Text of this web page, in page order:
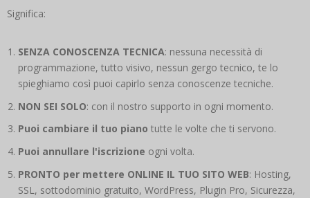
Significa:
SENZA CONOSCENZA TECNICA: nessuna necessità di
programmazione, tutto visivo, nessun gergo tecnico, te lo
spieghiamo così puoi capirlo senza conoscenze tecniche.
NON SEI SOLO: con il nostro supporto in ogni momento.
Puoi cambiare il tuo piano tutte le volte che ti servono.
Puoi annullare l'iscrizione ogni volta.
PRONTO per mettere ONLINE IL TUO SITO WEB: Hosting,
SSL, sottodominio gratuito, WordPress, Plugin Pro, Sicurezza,